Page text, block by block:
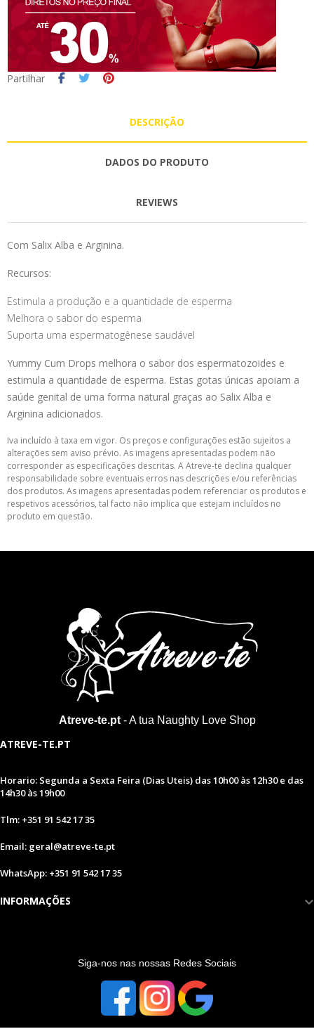
Partilhar
DESCRIÇÃO
DADOS DO PRODUTO
REVIEWS
Com Salix Alba e Arginina.
Recursos:
Estimula a produção e a quantidade de esperma
Melhora o sabor do esperma
Suporta uma espermatogênese saudável
Yummy Cum Drops melhora o sabor dos espermatozoides e
estimula a quantidade de esperma. Estas gotas únicas apoiam a
saúde genital de uma forma natural graças ao Salix Alba e
Arginina adicionados.
Iva incluído à taxa em vigor. Os preços e configurações estão sujeitos a
alterações sem aviso prévio. As imagens apresentadas podem não
corresponder as especificações descritas. A Atreve-te declina qualquer
responsabilidade sobre eventuais erros nas descrições e/ou referências
dos produtos. As imagens apresentadas podem referenciar os produtos e
respetivos acessórios, tal facto não implica que estejam incluídos no
produto em questão.
Atreve-te.pt- A tua Naughty Love Shop
ATREVE-TE.PT
Horario: Segunda a Sexta Feira (Dias Uteis) das 10h00 às 12h30 e das
14h30 às 19h00
Tlm: +351 91 542 17 35
Email: geral@atreve-te.pt
WhatsApp: +351 91 542 17 35
INFORMAÇÕES
Siga-nos nas nossas Redes Sociais